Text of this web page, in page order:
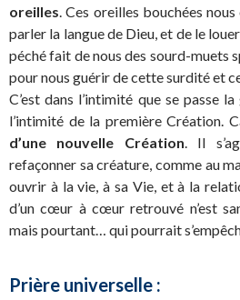
oreilles. Ces oreilles bouchées
parler la langue de Dieu, et de le
péché fait de nous des sourd-muets
pour nous guérir de cette surdité et
C’est dans l’intimité que se passe
l’intimité de la première Création.
d’une nouvelle Création. Il
refaçonner sa créature, comme au
ouvrir à la vie, à sa Vie, et à la
d’un cœur à cœur retrouvé n’est
mais pourtant… qui pourrait
Prière universelle :